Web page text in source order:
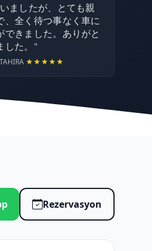
ましたが、とても親
、全く待つ事なく車に
できました。ありがと
した。"
★★★★★
Rezervasyon